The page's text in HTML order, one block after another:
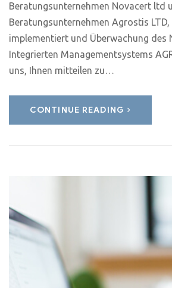
Beratungsunternehmen Novacert ltd
Beratungsunternehmen Agrostis
implementiert und Überwachung des
Integrierten Managementsystems
uns, Ihnen mitteilen zu…
CONTINUE READING